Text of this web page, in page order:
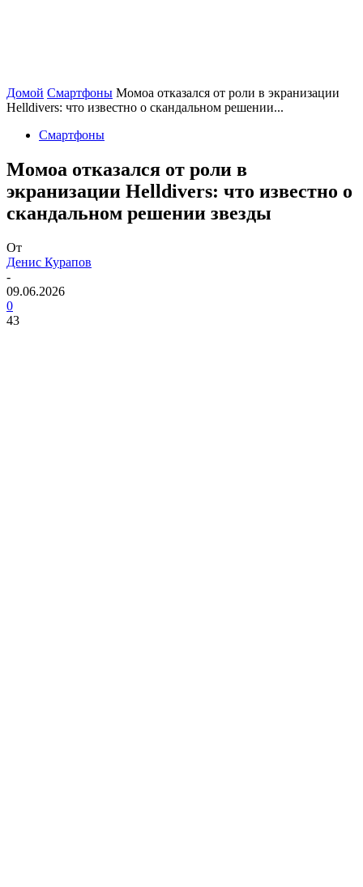
Домой Смартфоны Момоа отказался от роли в экранизации
Helldivers: что известно о скандальном решении...
Смартфоны
Момоа отказался от роли в
экранизации Helldivers: что известно о
скандальном решении звезды
От
Денис Курапов
-
09.06.2026
0
43